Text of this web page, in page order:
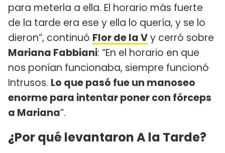
para meterla a ella. El horario más fuerte
de la tarde era ese y ella lo quería, y se lo
dieron”, continuó Flor de la Vy cerró sobre
Mariana Fabbiani: “En el horario en que
nos ponían funcionaba, siempre funcionó
Intrusos. Lo que pasó fue un manoseo
enorme para intentar poner con fórceps
a Mariana”.
¿Por qué levantaron A la Tarde?